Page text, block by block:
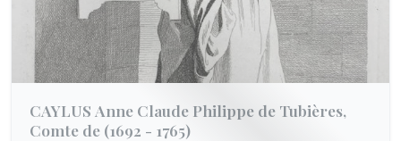
CAYLUS Anne Claude Philippe de Tubières,
Comte de (1692 - 1765)